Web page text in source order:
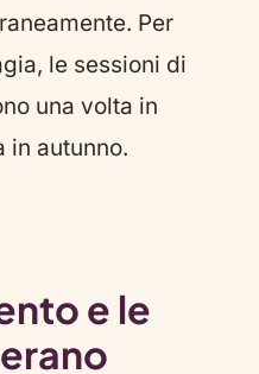
Per
le sessioni di
una volta in
in autunno.
e le